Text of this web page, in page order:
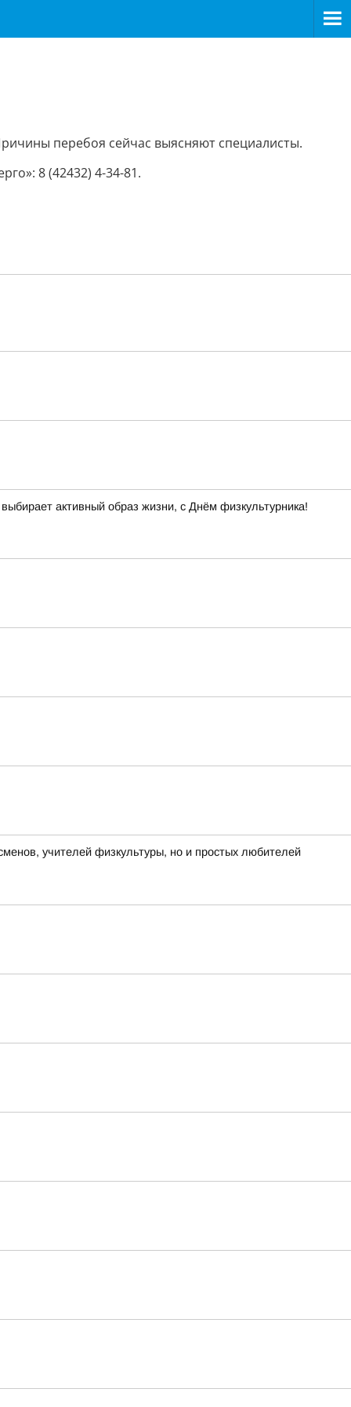
перебоя сейчас выясняют специалисты.
8 (42432) 4-34-81.
активный образ жизни, с Днём физкультурника!
учителей физкультуры, но и простых любителей